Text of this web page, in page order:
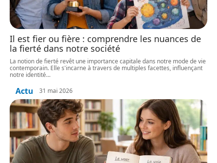
Il est fier ou fière : comprendre les nuances de
la fierté dans notre société
La notion de fierté revêt une importance capitale dans notre mode de vie
contemporain. Elle s'incarne à travers de multiples facettes, influençant
notre identité…
Actu 31 mai 2026